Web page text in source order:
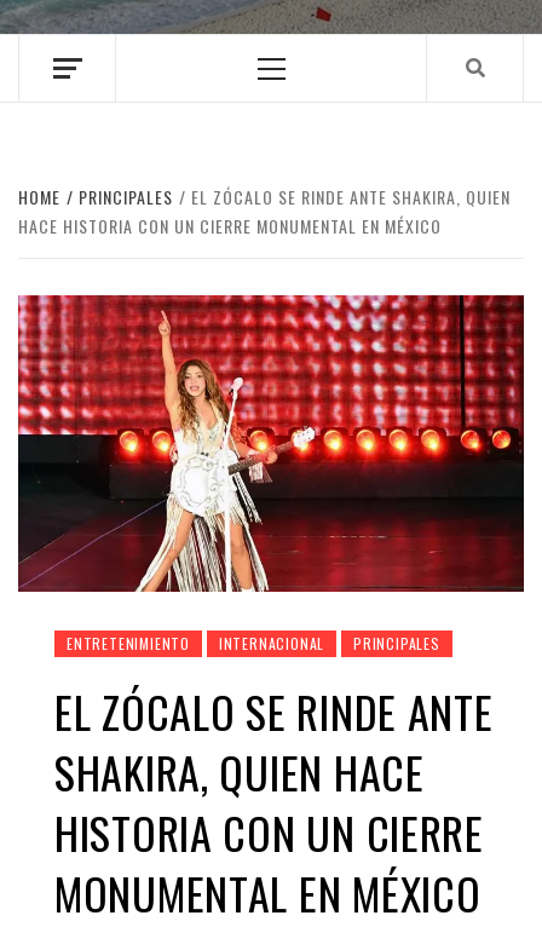
Menu
HOME PRINCIPALES
EL ZÓCALO SE RINDE ANTE SHAKIRA, QUIEN
HACE HISTORIA CON UN CIERRE MONUMENTAL EN MÉXICO
ENTRETENIMIENTO INTERNACIONAL PRINCIPALES
EL ZÓCALO SE RINDE ANTE
SHAKIRA, QUIEN HACE
HISTORIA CON UN CIERRE
MONUMENTAL EN MÉXICO